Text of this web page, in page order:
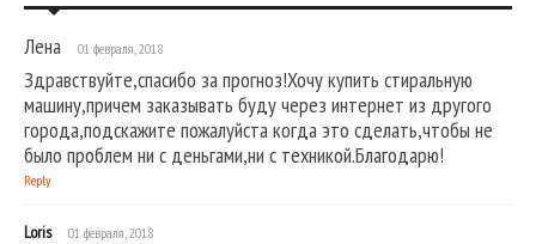
Лена 01 февраля, 2018
Здравствуйте,спасибо за прогноз!Хочу купить стиральную
машину,причем заказывать буду через интернет из другого
города,подскажите пожалуйста когда это сделать,чтобы не
было проблем ни с деньгами,ни с техникой.Благодарю!
Reply
Loris 01 февраля, 2018